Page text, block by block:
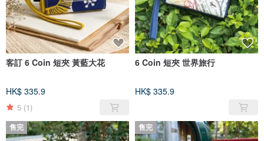
客訂 6 Coin 短夾 黃藍大花
HK$ 335.9
5 (1)
6 Coin 短夾 世界旅行
HK$ 335.9
售完 售完